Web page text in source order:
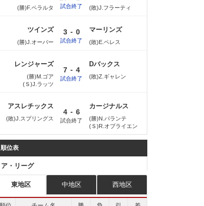
(勝)F.ペラルタ 試合終了 (敗)J.フラーティ
ツインズ
(勝)J.オーバー
3 - 0
試合終了
マーリンズ
(敗)E.ペレス
レンジャーズ
(勝)M.ゴア
(Ｓ)J.ラッツ
7 - 4
試合終了
Dバックス
(敗)Z.ギャレン
アスレチックス
(敗)J.スプリングス
4 - 6
試合終了
カージナルス
(勝)N.パランテ
(Ｓ)R.オブライエン
順位表
ア・リーグ
東地区 中地区 西地区